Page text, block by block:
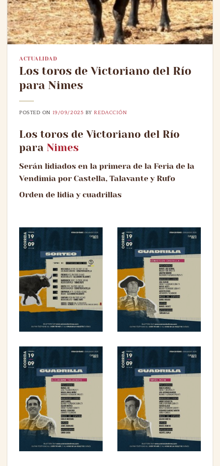
ACTUALIDAD
Los toros de Victoriano del Río
para Nimes
POSTED ON 19/09/2025 BYREDACCIÓN
Los toros de Victoriano del Río
para Nimes
Serán lidiados en la primera de la Feria de la
Vendimia por Castella, Talavante y Rufo
Orden de lidia y cuadrillas